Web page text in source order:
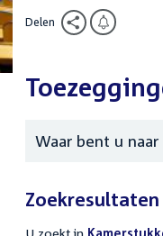
Delen
Zoeken
Zoekresultaten